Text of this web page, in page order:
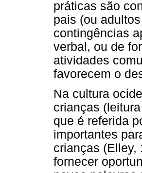
práticas são
pais (ou
contingências
verbal, ou de
atividades
favorecem o
Na cultura
crianças
que é referida
importantes
crianças (Elley,
fornecer